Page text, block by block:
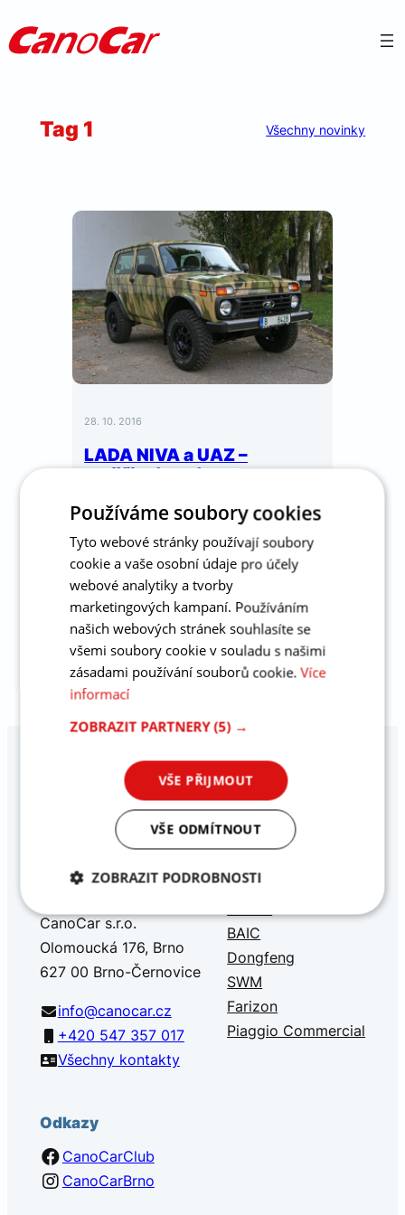
na
Tag 1 Všechny novinky
28. 10. 2016
LADA NIVA a UAZ –
rozšíření nabídky
Rozšiřujeme nabídku automobilů
o legendární terénní vozy LADA
NIVA a kompletní výrobní
program značky UAZ. Zajišťujeme
prodej, financování, záruku až na
5…
Prodej a servis vozů Suzuki, BAIC, Dongfeng, SWM,
Nissan a Piaggio Commercial s tradicí od roku 1994.
Kontakt
CanoCar s.r.o.
Olomoucká 176, Brno
627 00 Brno-Černovice
info@canocar.cz
+420 547 357 017
Všechny kontakty
Naše značky
BAIC
Dongfeng
SWM
Farizon
Piaggio Commercial
Odkazy
CanoCarClub
CanoCarBrno
Používáme soubory cookies
Tyto webové stránky používají soubory
cookie a vaše osobní údaje pro účely
webové analytiky a tvorby
marketingových kampaní. Používáním
našich webových stránek souhlasíte se
všemi soubory cookie v souladu s našimi
zásadami používání souborů cookie.Více
informací
ZOBRAZIT PARTNERY(5) →
VŠE PŘIJMOUT
VŠE ODMÍTNOUT
ZOBRAZIT PODROBNOSTI
Nezbytně
nutné
soubory
Analytika Marketing
Funkční soubory
Nezařazené
soubory
Nezbytně nutné soubory
Marketing